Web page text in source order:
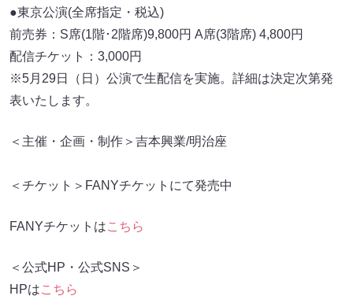
●東京公演(全席指定・税込)
前売券：S席(1階･2階席)9,800円 A席(3階席) 4,800円
配信チケット：3,000円
※5月29日（日）公演で生配信を実施。詳細は決定次第発
表いたします。
＜主催・企画・制作＞吉本興業/明治座
＜チケット＞FANYチケットにて発売中
FANYチケットはこちら
＜公式HP・公式SNS＞
HPはこちら